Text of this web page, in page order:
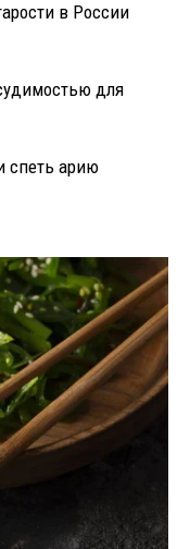
в России
для
спеть арию